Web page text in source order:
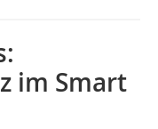
im Smart